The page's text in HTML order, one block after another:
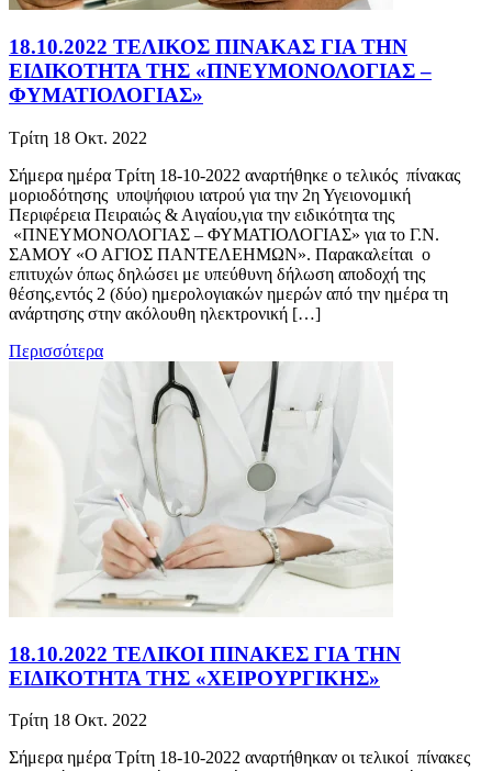
18.10.2022 ΤΕΛΙΚΟΣ ΠΙΝΑΚΑΣ ΓΙΑ ΤΗΝ
ΕΙΔΙΚΟΤΗΤΑ ΤΗΣ «ΠΝΕΥΜΟΝΟΛΟΓΙΑΣ –
ΦΥΜΑΤΙΟΛΟΓΙΑΣ»
Τρίτη 18 Οκτ. 2022
Σήμερα ημέρα Τρίτη 18-10-2022 αναρτήθηκε ο τελικός πίνακας
μοριοδότησης υποψήφιου ιατρού για την 2η Υγειονομική
Περιφέρεια Πειραιώς & Αιγαίου,για την ειδικότητα της
«ΠΝΕΥΜΟΝΟΛΟΓΙΑΣ – ΦΥΜΑΤΙΟΛΟΓΙΑΣ» για το Γ.Ν.
ΣΑΜΟΥ «Ο ΑΓΙΟΣ ΠΑΝΤΕΛΕΗΜΩΝ». Παρακαλείται ο
επιτυχών όπως δηλώσει με υπεύθυνη δήλωση αποδοχή της
θέσης,εντός 2 (δύο) ημερολογιακών ημερών από την ημέρα τη
ανάρτησης στην ακόλουθη ηλεκτρονική […]
Περισσότερα
18.10.2022 ΤΕΛΙΚΟΙ ΠΙΝΑΚΕΣ ΓΙΑ ΤΗΝ
ΕΙΔΙΚΟΤΗΤΑ ΤΗΣ «ΧΕΙΡΟΥΡΓΙΚΗΣ»
Τρίτη 18 Οκτ. 2022
Σήμερα ημέρα Τρίτη 18-10-2022 αναρτήθηκαν οι τελικοί πίνακες